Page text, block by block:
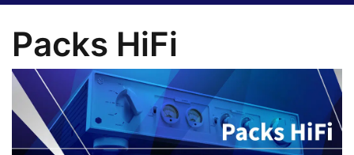
Packs HiFi